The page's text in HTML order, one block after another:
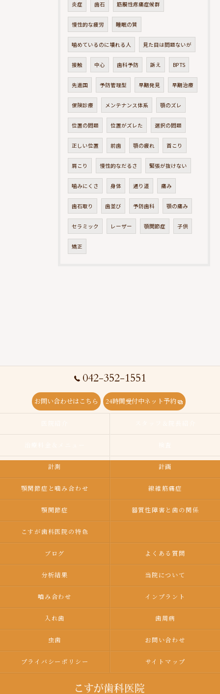
炎症 歯石 筋膜性疼痛症候群
慢性的な疲労 睡眠の質
噛めているのに壊れる人 見た目は問題ないが
接触 中心 歯科予防 訴え BPTS
先進国 予防管理型 早期発見 早期治療
保険診療 メンテナンス体系 顎のズレ
位置の問題 位置がズレた 選択の問題
正しい位置 前歯 顎の疲れ 首こり
肩こり 慢性的なだるさ 緊張が抜けない
噛みにくさ 身体 通り道 痛み
歯石取り 歯並び 予防歯科 顎の痛み
セラミック レーザー 顎関節症 子供
矯正
042-352-1551
お問い合わせはこちら 24時間受付中ネット予約
計測 計画
顎関節症と噛み合わせ 線維筋痛症
顎関節症 器質性障害と歯の関係
こすが歯科医院の特色
ブログ よくある質問
分析結果 当院について
嚙み合わせ インプラント
入れ歯 歯周病
虫歯 お問い合わせ
プライバシーポリシー サイトマップ